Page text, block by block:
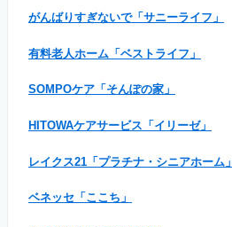
がんばりすぎないで「サニーライフ」
有料老人ホーム「ベストライフ」
SOMPOケア「そんぽの家」
HITOWAケアサービス「イリーゼ」
レイクス21「プラチナ・シニアホーム」
ベネッセ「ここち」